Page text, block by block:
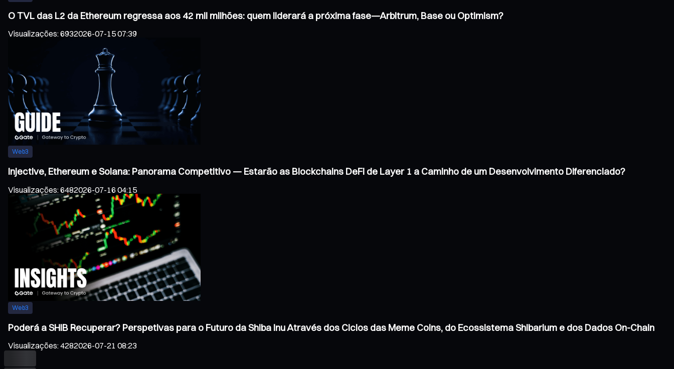
O TVL das L2 da Ethereum regressa aos 42 mil milhões: quem liderará a próxima fase—Arbitrum, Base ou Optimism?
Visualizações:6932026-07-15 07:39
Web3
Injective, Ethereum e Solana: Panorama Competitivo — Estarão as Blockchains DeFi de Layer 1 a Caminho de um Desenvolvimento Diferenciado?
Visualizações:6482026-07-16 04:15
Web3
Poderá a SHIB Recuperar? Perspetivas para o Futuro da Shiba Inu Através dos Ciclos das Meme Coins, do Ecossistema Shibarium e dos Dados On-Chain
Visualizações:4282026-07-21 08:23